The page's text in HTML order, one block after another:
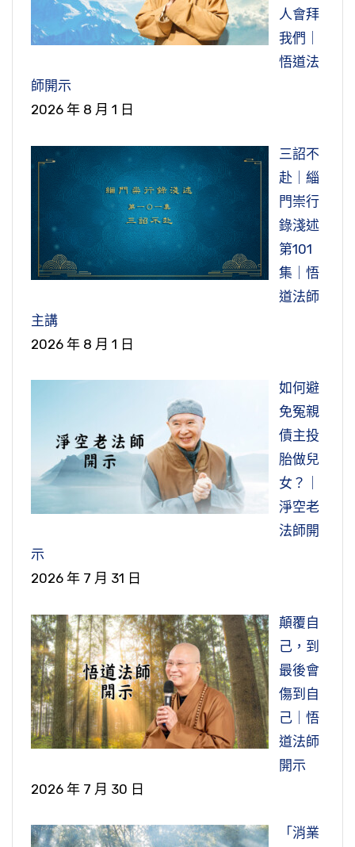
人會拜
我們｜
悟道法
師開示
2026 年 8 月 1 日
三詔不
赴｜緇
門崇行
錄淺述
第101
集｜悟
道法師
主講
2026 年 8 月 1 日
如何避
免冤親
債主投
胎做兒
女？｜
淨空老
法師開
示
2026 年 7 月 31 日
顛覆自
己，到
最後會
傷到自
己｜悟
道法師
開示
2026 年 7 月 30 日
「消業